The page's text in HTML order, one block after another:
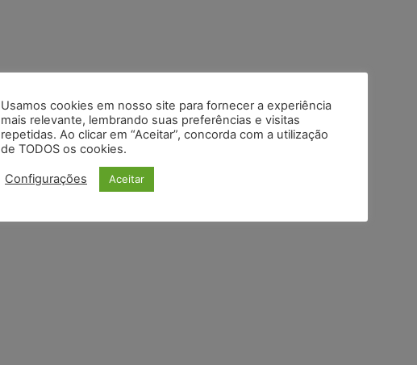
Usamos cookies em nosso site para fornecer a experiência
mais relevante, lembrando suas preferências e visitas
repetidas. Ao clicar em “Aceitar”, concorda com a utilização
de TODOS os cookies.
Configurações Aceitar